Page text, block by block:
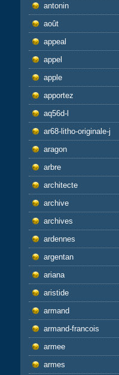
antonin
août
appeal
appel
apple
apportez
aq56d-l
ar68-litho-originale-j
aragon
arbre
architecte
archive
archives
ardennes
argentan
ariana
aristide
armand
armand-francois
armee
armes